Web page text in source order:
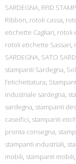
SARDEGNA, RFID
Ribbon, rotoli cassa,
etichette Cagliari, rotoli
rotoli etichette Sassari,
SARDEGNA, SATO
stampanti Sardegna,
l’etichettatura,
industriale sardegna,
sardegna, stampanti
caseifici, stampanti
pronta consegna,
stampanti industriali,
mobili, stampanti mobili,